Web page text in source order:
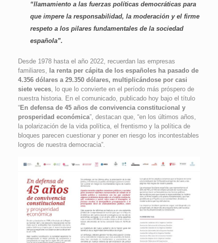
“llamamiento a las fuerzas políticas democráticas para
que impere la responsabilidad, la moderación y el firme
respeto a los pilares fundamentales de la sociedad
española”.
Desde 1978 hasta el año 2022, recuerdan las empresas
familiares, la renta per cápita de los españoles ha pasado de
4.356 dólares a 29.350 dólares, multiplicándose por casi
siete veces, lo que lo convierte en el período más próspero de
nuestra historia. En el comunicado, publicado hoy bajo el título
“En defensa de 45 años de convivencia constitucional y
prosperidad económica”, destacan que, “en los últimos años,
la polarización de la vida política, el frentismo y la política de
bloques parecen cuestionar y poner en riesgo los incontestables
logros de nuestra democracia”.